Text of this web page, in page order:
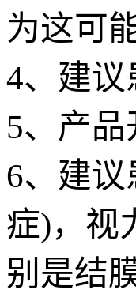
为这可
4、建
5、产
6、建
症)，视
别是结